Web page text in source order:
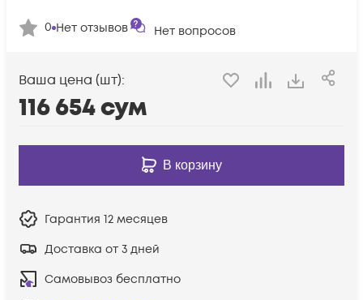
0 Нет отзывов Нет вопросов
Ваша цена (шт):
116 654сум
В корзину
Гарантия 12 месяцев
Доставка от 3 дней
Самовывоз бесплатно